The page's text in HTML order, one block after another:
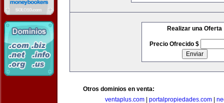
Realizar una Oferta
Precio Ofrecido $
Otros dominios en venta:
ventaplus.com
portalpropiedades.com